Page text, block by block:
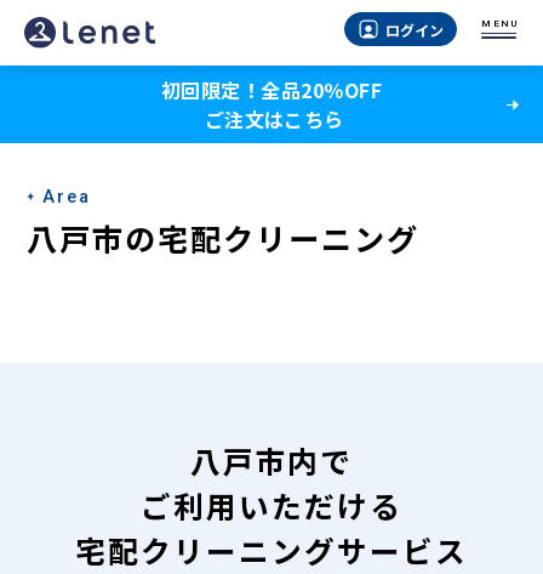
八
戸
の
宅
配
ログイン MENU
初回限定！全品20％OFF
ご注文はこちら
Area
八戸市の宅配クリーニング
八戸市内で
ご利用いただける
宅配クリーニングサービス